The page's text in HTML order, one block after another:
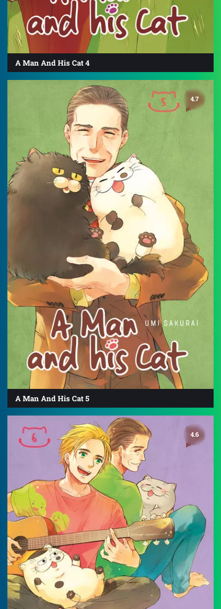
A Man And His Cat 4
4.7
A Man And His Cat 5
4.6